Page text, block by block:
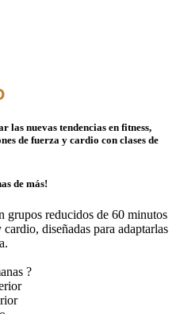
las nuevas tendencias en fitness,
de fuerza y cardio con clases de
de más!
grupos reducidos de 60 minutos
diseñadas para adaptarlas
?